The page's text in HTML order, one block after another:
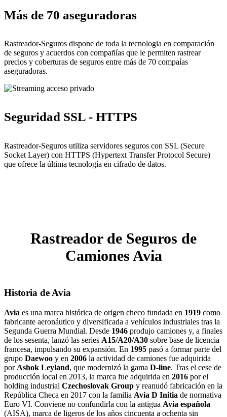
Más de 70 aseguradoras
Rastreador-Seguros dispone de toda la tecnologia en comparación
de seguros y acuerdos con compañías que le permiten rastrear
precios y coberturas de seguros entre más de 70 compaías
aseguradoras.
Seguridad SSL - HTTPS
Rastreador-Seguros utiliza servidores seguros con SSL (Secure
Socket Layer) con HTTPS (Hypertext Transfer Protocol Secure)
que ofrece la última tecnología en cifrado de datos.
Rastreador de Seguros de
Camiones Avia
Historia de Avia
Avia es una marca histórica de origen checo fundada en 1919 como
fabricante aeronáutico y diversificada a vehículos industriales tras la
Segunda Guerra Mundial. Desde 1946 produjo camiones y, a finales
de los sesenta, lanzó las series A15/A20/A30 sobre base de licencia
francesa, impulsando su expansión. En 1995 pasó a formar parte del
grupo Daewoo y en 2006 la actividad de camiones fue adquirida
por Ashok Leyland, que modernizó la gama D‑line. Tras el cese de
producción local en 2013, la marca fue adquirida en 2016 por el
holding industrial Czechoslovak Group y reanudó fabricación en la
República Checa en 2017 con la familia Avia D Initia de normativa
Euro VI. Conviene no confundirla con la antigua Avia española
(AISA), marca de ligeros de los años cincuenta a ochenta sin